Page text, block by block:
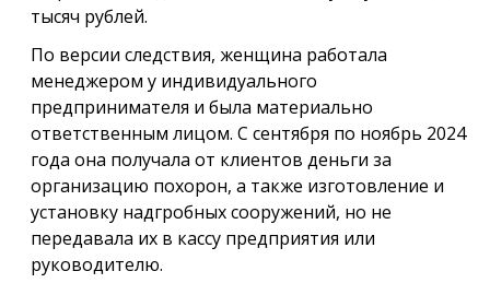
тысяч рублей.
По версии следствия, женщина работала
менеджером у индивидуального
предпринимателя и была материально
ответственным лицом. С сентября по ноябрь 2024
года она получала от клиентов деньги за
организацию похорон, а также изготовление и
установку надгробных сооружений, но не
передавала их в кассу предприятия или
руководителю.